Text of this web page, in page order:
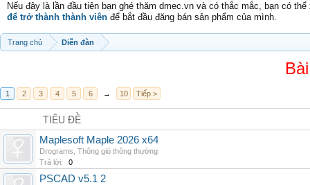
Nếu đây là lần đầu tiên bạn ghé thăm dmec.vn và có thắc mắc, bạn có
để trở thành thành viên để bắt đầu đăng bán sản phẩm của mình.
Trang chủ Diễn đàn
1 2 3 4 5 6 → 10 Tiếp >
TIÊU ĐỀ
Maplesoft Maple 2026 x64
Drograms Thông gió thông thường
Trả lời:
0
PSCAD v5.1 2